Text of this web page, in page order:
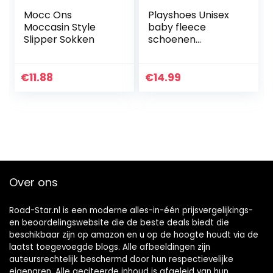
Mocc Ons
Moccasin Style
Slipper Sokken
€11.88
Playshoes Unisex
baby fleece
schoenen
€14.99
Over ons
Road-Star.nl is een moderne alles-in-één prijsvergelijkings-
en beoordelingswebsite die de beste deals biedt die
beschikbaar zijn op amazon en u op de hoogte houdt via de
laatst toegevoegde blogs. Alle afbeeldingen zijn
auteursrechtelijk beschermd door hun respectievelijke